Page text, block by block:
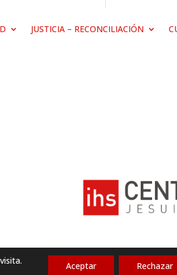
JUSTICIA – RECONCILIACIÓN
Aceptar Rechazar